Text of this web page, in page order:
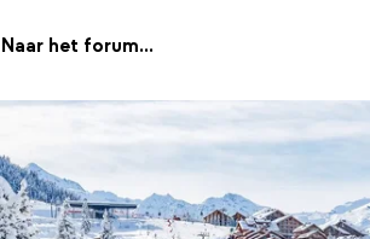
Naar het forum...